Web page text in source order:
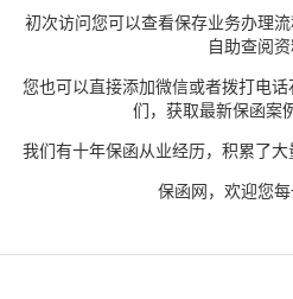
初次访问您可以查看保存业务办理
自助查阅资
您也可以直接添加微信或者拨打电
们，获取最新保函案
我们有十年保函从业经历，积累了大
保函网，欢迎您每